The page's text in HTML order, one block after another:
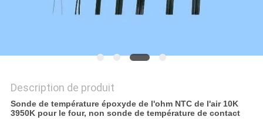
Description de produit
Sonde de température époxyde de l'ohm NTC de l'air 10K
3950K pour le four, non sonde de température de contact